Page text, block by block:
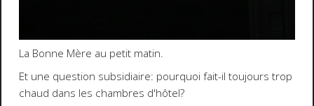
La Bonne Mère au petit matin.
Et une question subsidiaire: pourquoi fait-il toujours trop
chaud dans les chambres d'hôtel?